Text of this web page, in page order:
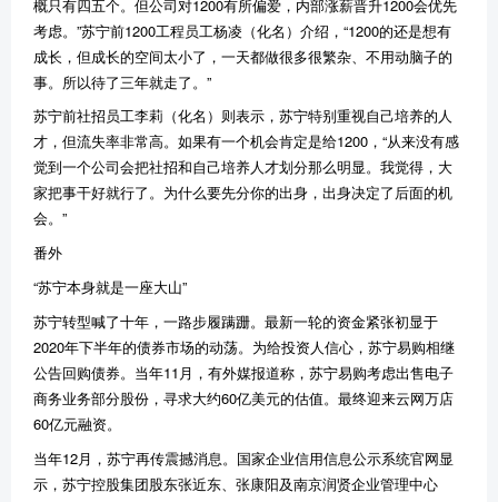
概只有四五个。但公司对1200有所偏爱，内部涨薪晋升1200会优先
考虑。 ”苏宁前1200工程员工杨凌（化名）介绍， “1200的还是想有
成长，但成长的空间太小了，一天都做很多很繁杂、不用动脑子的
事。所以待了三年就走了。 ”
苏宁前社招员工李莉（化名）则表示，苏宁特别重视自己培养的人
才，但流失率非常高。如果有一个机会肯定是给1200 ， “从来没有感
觉到一个公司会把社招和自己培养人才划分那么明显。我觉得，大
家把事干好就行了。为什么要先分你的出身，出身决定了后面的机
会。 ”
番外
“苏宁本身就是一座大山”
苏宁转型喊了十年，一路步履蹒跚。最新一轮的资金紧张初显于
2020年下半年的债券市场的动荡。为给投资人信心，苏宁易购相继
公告回购债券。当年11 月，有外媒报道称，苏宁易购考虑出售电子
商务业务部分股份，寻求大约60亿美元的估值。最终迎来云网万店
60亿元融资。
当年12月，苏宁再传震撼消息。国家企业信用信息公示系统官网显
示，苏宁控股集团股东张近东、张康阳及南京润贤企业管理中心